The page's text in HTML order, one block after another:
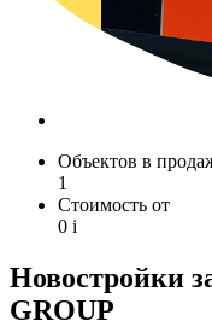
Объектов в
1
Стоимость от
0 i
Новостройки
GROUP